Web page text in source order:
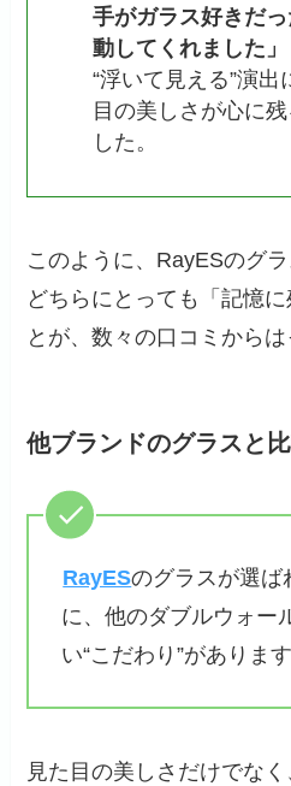
手がガラス好きだ
動してくれました」
“浮いて見える”演
目の美しさが心に
した。
このように、RayESのグ
どちらにとっても「記憶
とが、数々の口コミからは
他ブランドのグラスと
RayESのグラスが選ば
に、他のダブルウォー
い“こだわり”があります
見た目の美しさだけでな